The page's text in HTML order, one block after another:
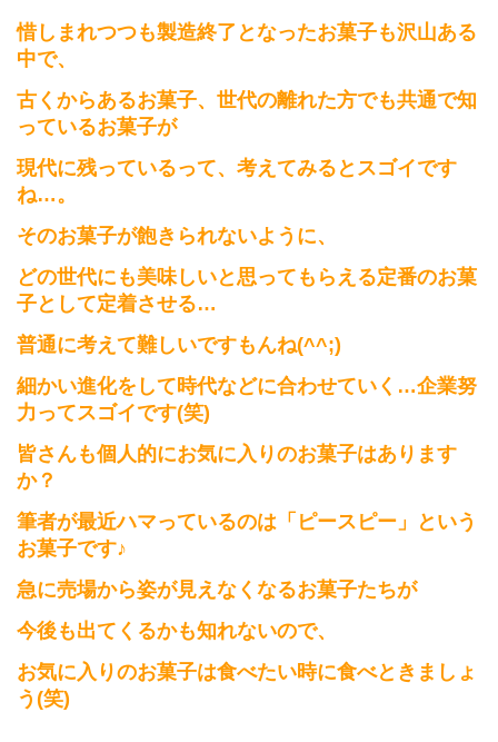
惜しまれつつも製造終了となったお菓子も沢山ある
中で、
古くからあるお菓子、世代の離れた方でも共通で知
っているお菓子が
現代に残っているって、考えてみるとスゴイです
ね…。
そのお菓子が飽きられないように、
どの世代にも美味しいと思ってもらえる定番のお菓
子として定着させる…
普通に考えて難しいですもんね(^^;)
細かい進化をして時代などに合わせていく…企業努
力ってスゴイです(笑)
皆さんも個人的にお気に入りのお菓子はあります
か？
筆者が最近ハマっているのは「ピースピー」という
お菓子です♪
急に売場から姿が見えなくなるお菓子たちが
今後も出てくるかも知れないので、
お気に入りのお菓子は食べたい時に食べときましょ
う(笑)